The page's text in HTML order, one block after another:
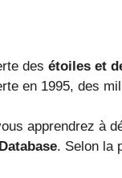
des étoiles et
en 1995, des
apprendrez à
. Selon la